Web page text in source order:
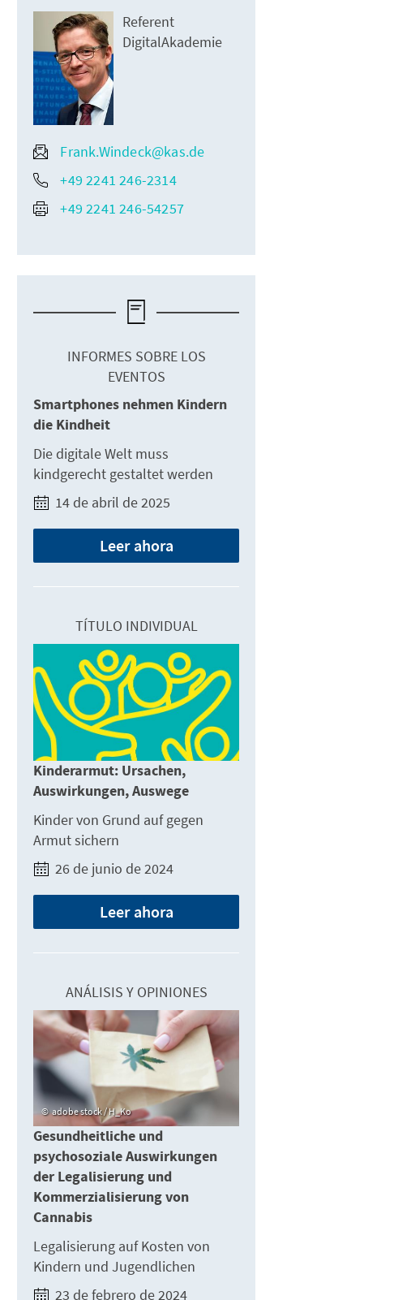
Referent
DigitalAkademie
Frank.Windeck@kas.de
+49 2241 246-2314
+49 2241 246-54257
INFORMES SOBRE LOS
EVENTOS
Smartphones nehmen Kindern
die Kindheit
Die digitale Welt muss
kindgerecht gestaltet werden
14 de abril de 2025
Leer ahora
TÍTULO INDIVIDUAL
Kinderarmut: Ursachen,
Auswirkungen, Auswege
Kinder von Grund auf gegen
Armut sichern
26 de junio de 2024
Leer ahora
ANÁLISIS Y OPINIONES
adobe stock / H_Ko
Gesundheitliche und
psychosoziale Auswirkungen
der Legalisierung und
Kommerzialisierung von
Cannabis
Legalisierung auf Kosten von
Kindern und Jugendlichen
23 de febrero de 2024